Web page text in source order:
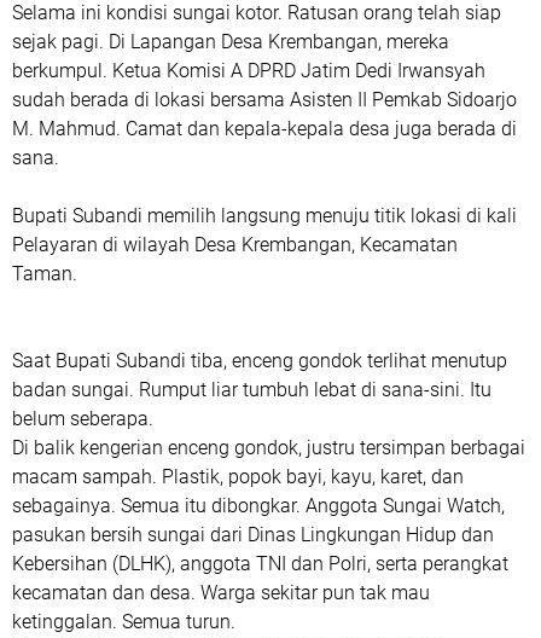
Selama ini kondisi sungai kotor. Ratusan orang telah siap
sejak pagi. Di Lapangan Desa Krembangan, mereka
berkumpul. Ketua Komisi A DPRD Jatim Dedi Irwansyah
sudah berada di lokasi bersama Asisten II Pemkab Sidoarjo
M. Mahmud. Camat dan kepala-kepala desa juga berada di
sana.
Bupati Subandi memilih langsung menuju titik lokasi di kali
Pelayaran di wilayah Desa Krembangan, Kecamatan
Taman.
Saat Bupati Subandi tiba, enceng gondok terlihat menutup
badan sungai. Rumput liar tumbuh lebat di sana-sini. Itu
belum seberapa.
Di balik kengerian enceng gondok, justru tersimpan berbagai
macam sampah. Plastik, popok bayi, kayu, karet, dan
sebagainya. Semua itu dibongkar. Anggota Sungai Watch,
pasukan bersih sungai dari Dinas Lingkungan Hidup dan
Kebersihan (DLHK), anggota TNI dan Polri, serta perangkat
kecamatan dan desa. Warga sekitar pun tak mau
ketinggalan. Semua turun.